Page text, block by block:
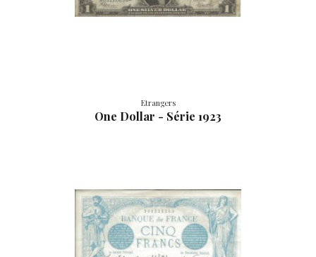
Etrangers
One Dollar - Série 1923